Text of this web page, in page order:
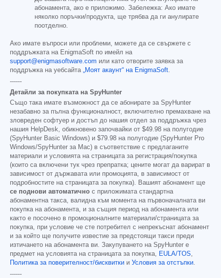
абонамента, ако е приложимо. Забележка: Ако имате
няколко поръчки/продукта, ще трябва да ги анулирате
поотделно.
Ако имате въпроси или проблеми, можете да се свържете с
поддръжката на EnigmaSoft по имейл на
support@enigmasoftware.com или като отворите заявка за
поддръжка на уебсайта „Моят акаунт“ на EnigmaSoft.
------
Детайли за покупката на SpyHunter
Също така имате възможност да се абонирате за SpyHunter
незабавно за пълна функционалност, включително премахване на
зловреден софтуер и достъп до нашия отдел за поддръжка чрез
нашия HelpDesk, обикновено започвайки от $49.98 на полугодие
(SpyHunter Basic Windows) и $79.98 на полугодие (SpyHunter Pro
Windows/SpyHunter за Mac) в съответствие с предлаганите
материали и условията на страницата за регистрация/покупка
(които са включени тук чрез препратка; цените могат да варират в
зависимост от държавата или промоцията, в зависимост от
подробностите на страницата за покупка). Вашият абонамент ще
се поднови автоматично с приложимата стандартна
абонаментна такса, валидна към момента на първоначалната ви
покупка на абонамента, и за същия период на абонамента или
както е посочено в промоционалните материали/страницата за
покупка, при условие че сте потребител с непрекъснат абонамент
и за който ще получите известие за предстоящи такси преди
изтичането на абонамента ви. Закупуването на SpyHunter е
предмет на условията на страницата за покупка, EULA/TOS,
Политика за поверителност/бисквитки и Условия за отстъпки.
------